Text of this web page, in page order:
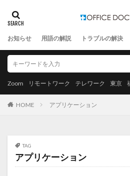
お知らせ 用語の解説 トラブルの解決
Zoom リモートワーク テレワーク 東京
HOME アプリケーション
TAG
アプリケーション